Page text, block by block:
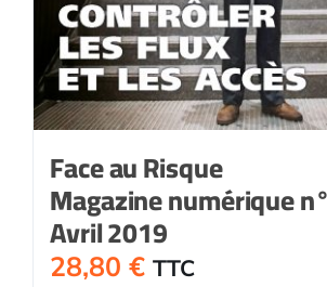
Face au Risque
Magazine numérique
Avril 2019
28,80 € TTC